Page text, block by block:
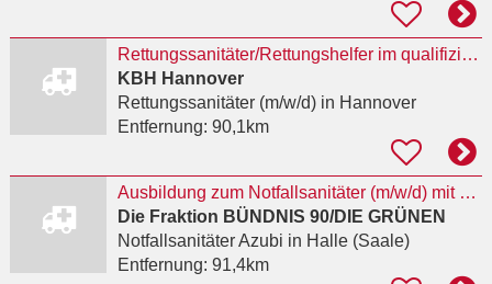
Rettungssanitäter/Rettungshelfer im qualifizierten Krankentransport
KBH Hannover
Rettungssanitäter (m/w/d)in Hannover
Entfernung: 90,1km
Ausbildung zum Notfallsanitäter (m/w/d) mit anschließender beamtenrechtlicher Laufbahnausbildung
Die Fraktion BÜNDNIS 90/DIE GRÜNEN
Notfallsanitäter Azubi in Halle (Saale)
Entfernung: 91,4km